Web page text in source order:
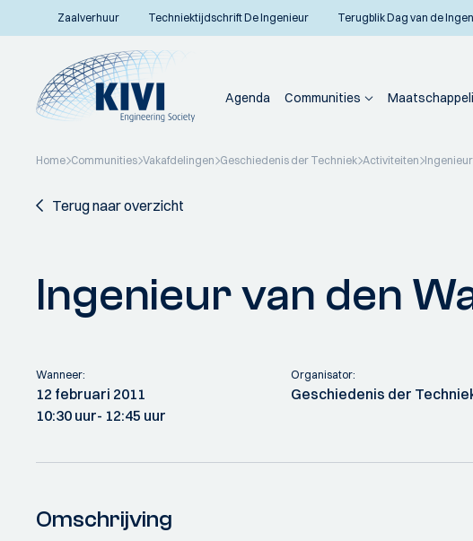
Zaalverhuur Techniektijdschrift De Ingenieur Terugblik Dag van de
Agenda Communities
Home Communities Vakafdelingen Geschiedenis der Techniek Activiteiten
Terug naar overzicht
Ingenieur van den
Wanneer:
12 februari 2011
10:30 uur- 12:45 uur
Organisator:
Geschiedenis der
Omschrijving